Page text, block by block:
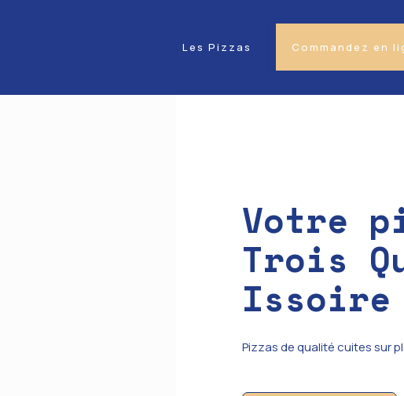
Les Pizzas Commandez en
Votre
Trois
Issoire
Pizzas de qualité cuites sur